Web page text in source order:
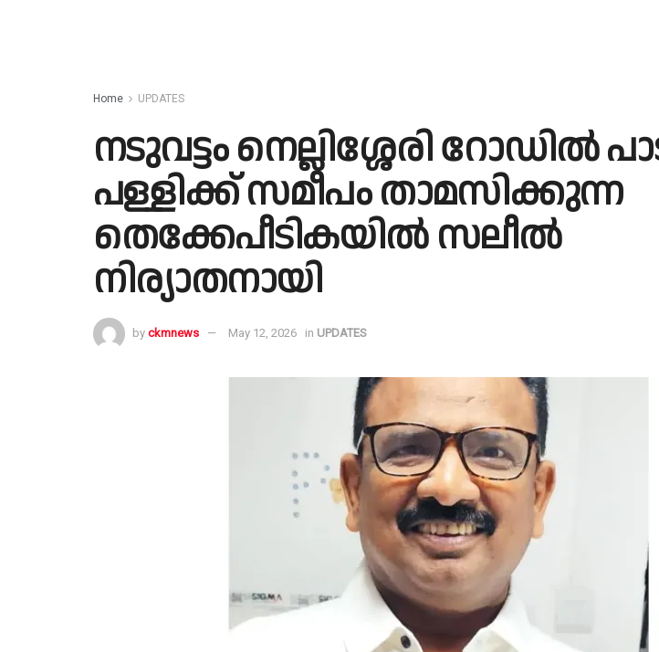
Home UPDATES
നടുവട്ടം നെല്ലിശ്ശേരി റോഡിൽ
പള്ളിക്ക് സമീപം താമസിക്കുന്ന
തെക്കേപീടികയിൽ സലീൽ
നിര്യാതനായി
by ckmnews May 12, 2026 in UPDATES